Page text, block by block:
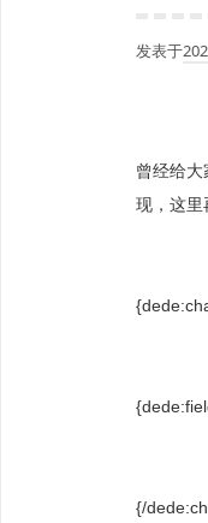
发表于
曾经给
现，这里
{/